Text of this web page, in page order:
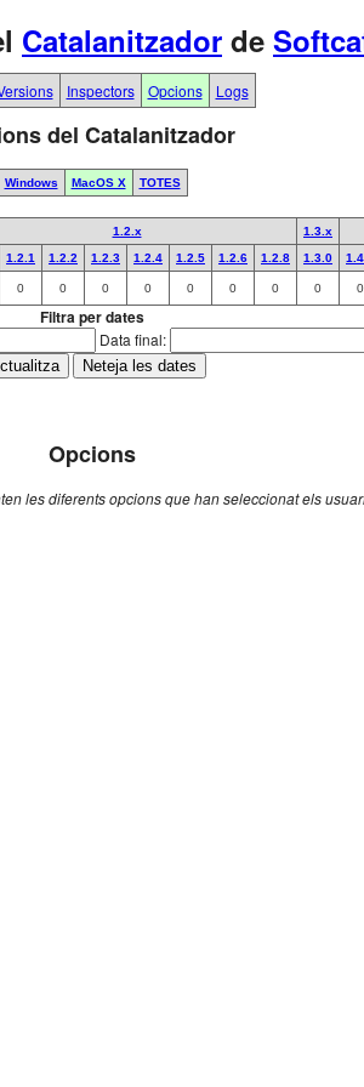
Catalanitzador de
Inspectors Opcions Logs
del Catalanitzador
Windows MacOS X TOTES
1.2.x 1.3.x
1.2.1 1.2.2 1.2.3 1.2.4 1.2.5 1.2.6 1.2.8 1.3.0
0 0 0 0 0 0 0 0 0
Filtra per dates
Data final:
Opcions
les diferents opcions que han seleccionat els